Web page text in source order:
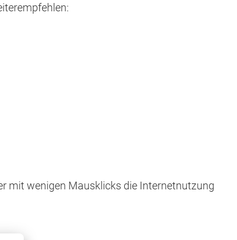
mit wenigen Mausklicks die Internetnutzung